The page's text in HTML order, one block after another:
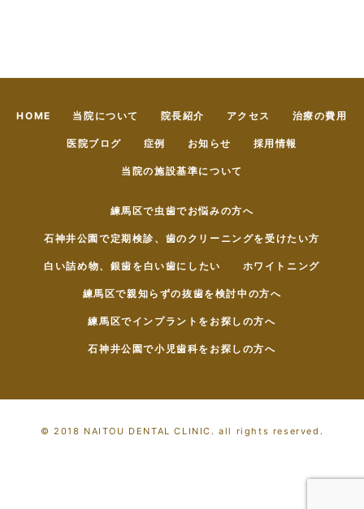
HOME 当院について 院長紹介 アクセス 治療の費用
医院ブログ 症例 お知らせ 採用情報
当院の施設基準について
練馬区で虫歯でお悩みの方へ
石神井公園で定期検診、歯のクリーニングを受けたい方
白い詰め物、銀歯を白い歯にしたい ホワイトニング
練馬区で親知らずの抜歯を検討中の方へ
練馬区でインプラントをお探しの方へ
石神井公園で小児歯科をお探しの方へ
© 2018 NAITOU DENTAL CLINIC. all rights reserved.